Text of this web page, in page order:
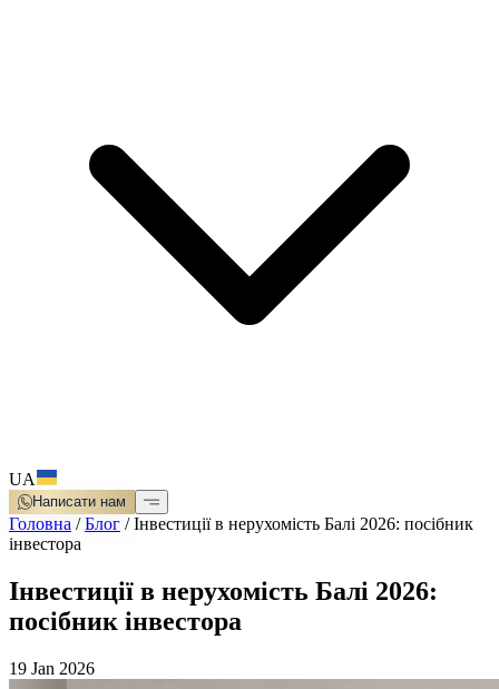
UA
Написати нам
Головна /Блог /Інвестиції в нерухомість Балі 2026: посібник
інвестора
Інвестиції в нерухомість Балі 2026:
посібник інвестора
19 Jan 2026